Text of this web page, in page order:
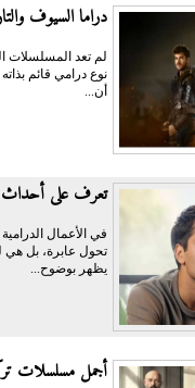
دراما السيوف
لم تعد المسلسلات
نوع درامي قائم
أن...
تعرف على أحداث
في الأعمال
تحول عابرة، بل هي
يظهر بوضوح...
أجمل مسلسلات